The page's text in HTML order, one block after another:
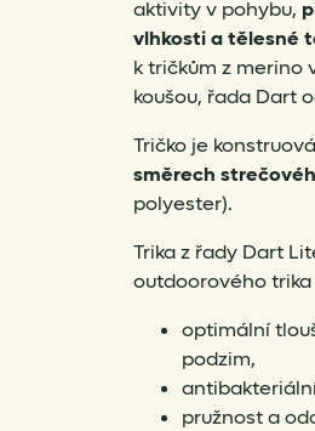
aktivity v pohybu,
vlhkosti a tělesné
k tričkům z merino
koušou, řada Dart
Tričko je
směrech
polyester).
Trika z řady Dart
outdoorového
optimální
podzim,
pružnost a